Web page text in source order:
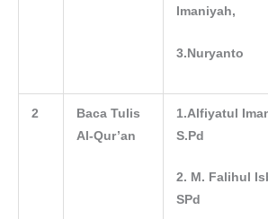
Imaniyah,
3.Nuryanto
2
Baca Tulis
Al-Qur’an
1.Alfiyatul
S.Pd
2. M. Falihul
SPd